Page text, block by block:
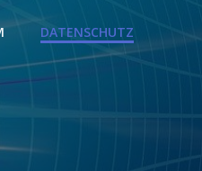
DATENSCHUTZ